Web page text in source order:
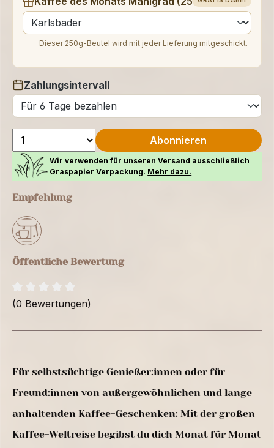
auswählen
Dieser 250g-Beutel wird mit jeder Lieferung mitgeschickt.
Zahlungsintervall
auswählen
Abonnieren
Wir verwenden für unseren Versand ausschließlich
Graspapier Verpackung. Mehr dazu.
Empfehlung
Öffentliche Bewertung
(0 Bewertungen)
Für selbstsüchtige Genießer:innen oder für
Freund:innen von außergewöhnlichen und lange
anhaltenden Kaffee-Geschenken: Mit der großen
Kaffee-Weltreise begibst du dich Monat für Monat